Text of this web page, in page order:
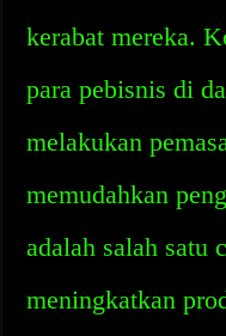
kerabat mereka.
para pebisnis di
melakukan
memudahkan
adalah salah satu
meningkatkan